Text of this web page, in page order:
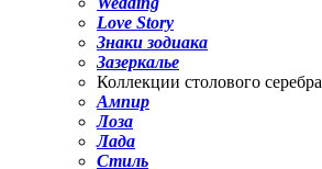
Love Story
Знаки зодиака
Зазеркалье
Коллекции столового серебра
Ампир
Лоза
Лада
Стиль